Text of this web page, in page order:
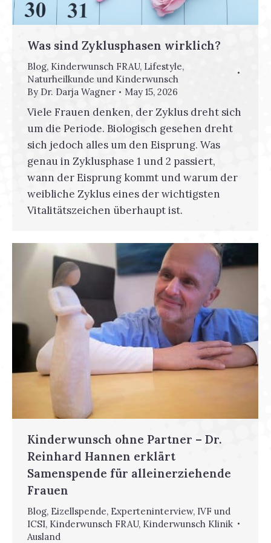
Was sind Zyklusphasen wirklich?
Blog, Kinderwunsch FRAU, Lifestyle,
Naturheilkunde und Kinderwunsch
By Dr. Darja Wagner May 15, 2026
Viele Frauen denken, der Zyklus dreht sich
um die Periode. Biologisch gesehen dreht
sich jedoch alles um den Eisprung. Was
genau in Zyklusphase 1 und 2 passiert,
wann der Eisprung kommt und warum der
weibliche Zyklus eines der wichtigsten
Vitalitätszeichen überhaupt ist.
Kinderwunsch ohne Partner – Dr.
Reinhard Hannen erklärt
Samenspende für alleinerziehende
Frauen
Blog, Eizellspende, Experteninterview, IVF und
ICSI, Kinderwunsch FRAU, Kinderwunsch Klinik
Ausland